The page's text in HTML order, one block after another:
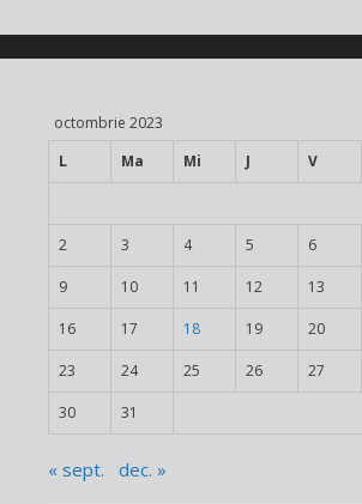
octombrie 2023
L
Ma Mi J V
2 3 4 5 6
9 10 11 12 13
16 17 18 19 20
23 24 25 26 27
30 31
« sept. dec. »